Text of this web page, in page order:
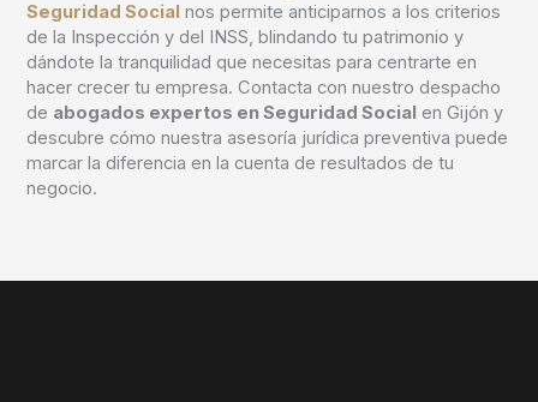
Seguridad Social nos permite anticiparnos a los criterios
de la Inspección y del INSS, blindando tu patrimonio y
dándote la tranquilidad que necesitas para centrarte en
hacer crecer tu empresa. Contacta con nuestro despacho
de abogados expertos en Seguridad Social en Gijón y
descubre cómo nuestra asesoría jurídica preventiva puede
marcar la diferencia en la cuenta de resultados de tu
negocio.